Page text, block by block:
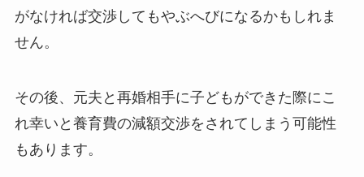
がなければ交渉してもやぶへびになるかもしれま
せん。
その後、元夫と再婚相手に子どもができた際にこ
れ幸いと養育費の減額交渉をされてしまう可能性
もあります。